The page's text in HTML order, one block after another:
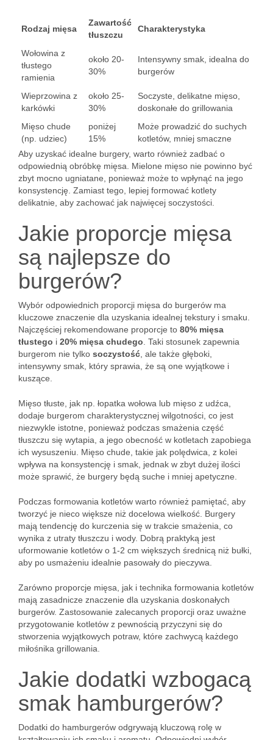
Rodzaj mięsa
Zawartość
tłuszczu
Charakterystyka
Wołowina z
tłustego
ramienia
około 20-
30%
Intensywny smak, idealna do
burgerów
Wieprzowina z
karkówki
około 25-
30%
Soczyste, delikatne mięso,
doskonałe do grillowania
Mięso chude
(np. udziec)
poniżej
15%
Może prowadzić do suchych
kotletów, mniej smaczne
Aby uzyskać idealne burgery, warto również zadbać o
odpowiednią obróbkę mięsa. Mielone mięso nie powinno być
zbyt mocno ugniatane, ponieważ może to wpłynąć na jego
konsystencję. Zamiast tego, lepiej formować kotlety
delikatnie, aby zachować jak najwięcej soczystości.
Jakie proporcje mięsa
są najlepsze do
burgerów?
Wybór odpowiednich proporcji mięsa do burgerów ma
kluczowe znaczenie dla uzyskania idealnej tekstury i smaku.
Najczęściej rekomendowane proporcje to 80% mięsa
tłustego i 20% mięsa chudego . Taki stosunek zapewnia
burgerom nie tylko soczystość , ale także głęboki,
intensywny smak, który sprawia, że są one wyjątkowe i
kuszące.
Mięso tłuste, jak np. łopatka wołowa lub mięso z udźca,
dodaje burgerom charakterystycznej wilgotności, co jest
niezwykle istotne, ponieważ podczas smażenia część
tłuszczu się wytapia, a jego obecność w kotletach zapobiega
ich wysuszeniu. Mięso chude, takie jak polędwica, z kolei
wpływa na konsystencję i smak, jednak w zbyt dużej ilości
może sprawić, że burgery będą suche i mniej apetyczne.
Podczas formowania kotletów warto również pamiętać, aby
tworzyć je nieco większe niż docelowa wielkość. Burgery
mają tendencję do kurczenia się w trakcie smażenia, co
wynika z utraty tłuszczu i wody. Dobrą praktyką jest
uformowanie kotletów o 1-2 cm większych średnicą niż bułki,
aby po usmażeniu idealnie pasowały do pieczywa.
Zarówno proporcje mięsa, jak i technika formowania kotletów
mają zasadnicze znaczenie dla uzyskania doskonałych
burgerów. Zastosowanie zalecanych proporcji oraz uważne
przygotowanie kotletów z pewnością przyczyni się do
stworzenia wyjątkowych potraw, które zachwycą każdego
miłośnika grillowania.
Jakie dodatki wzbogacą
smak hamburgerów?
Dodatki do hamburgerów odgrywają kluczową rolę w